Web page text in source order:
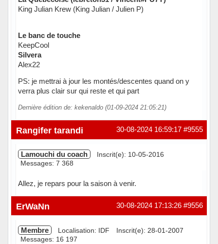
King Julian Krew (King Julian / Julien P)
Le banc de touche
KeepCool
Silvera
Alex22
PS: je mettrai à jour les montés/descentes quand on y
verra plus clair sur qui reste et qui part
Dernière édition de: kekenaldo (01-09-2024 21:05:21)
Hors ligne #9555
30-08-2024 16:59:17
Rangifer tarandi
Lamouchi du coach
Inscrit(e): 10-05-2016
Messages: 7 368
Allez, je repars pour la saison à venir.
Hors ligne #9556
30-08-2024 17:13:26
ErWaNn
Membre Localisation: IDF
Inscrit(e): 28-01-2007
Messages: 16 197